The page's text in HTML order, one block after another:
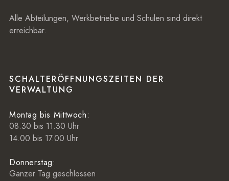
Alle Abteilungen, Werkbetriebe und Schulen sind direkt
erreichbar.
SCHALTERÖFFNUNGSZEITEN DER
VERWALTUNG
Montag bis Mittwoch:
08.30 bis 11.30 Uhr
14.00 bis 17.00 Uhr
Donnerstag:
Ganzer Tag geschlossen